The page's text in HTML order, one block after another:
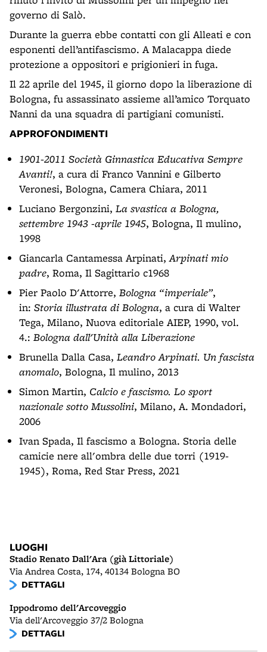
governo di Salò.
Durante la guerra ebbe contatti con gli Alleati e con
esponenti dell’antifascismo. A Malacappa diede
protezione a oppositori e prigionieri in fuga.
Il 22 aprile del 1945, il giorno dopo la liberazione di
Bologna, fu assassinato assieme all’amico Torquato
Nanni da una squadra di partigiani comunisti.
APPROFONDIMENTI
1901-2011 Società Ginnastica Educativa Sempre
Avanti!, a cura di Franco Vannini e Gilberto
Veronesi, Bologna, Camera Chiara, 2011
Luciano Bergonzini, La svastica a Bologna,
settembre 1943 -aprile 1945, Bologna, Il mulino,
1998
Giancarla Cantamessa Arpinati, Arpinati mio
padre, Roma, Il Sagittario c1968
Pier Paolo D'Attorre, Bologna “imperiale”,
in: Storia illustrata di Bologna, a cura di Walter
Tega, Milano, Nuova editoriale AIEP, 1990, vol.
4.: Bologna dall'Unità alla Liberazione
Brunella Dalla Casa, Leandro Arpinati. Un fascista
anomalo, Bologna, Il mulino, 2013
Simon Martin, Calcio e fascismo. Lo sport
nazionale sotto Mussolini, Milano, A. Mondadori,
2006
Ivan Spada, Il fascismo a Bologna. Storia delle
camicie nere all'ombra delle due torri (1919-
1945), Roma, Red Star Press, 2021
LUOGHI
Stadio Renato Dall'Ara (già Littoriale)
Via Andrea Costa, 174, 40134 Bologna BO
DETTAGLI
Ippodromo dell'Arcoveggio
Via dell'Arcoveggio 37/2 Bologna
DETTAGLI